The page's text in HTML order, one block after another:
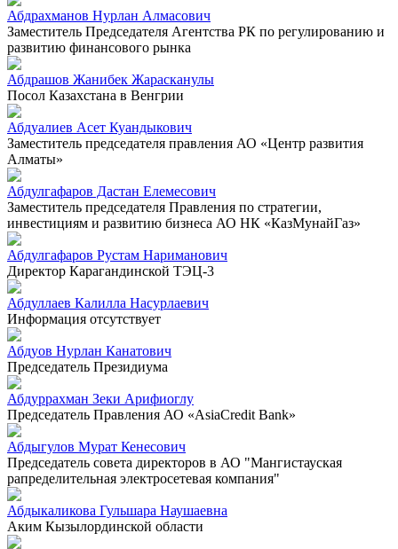
Абдрахманов Нурлан Алмасович
Заместитель Председателя Агентства РК по регулированию и
развитию финансового рынка
Абдрашов Жанибек Жарасканулы
Посол Казахстана в Венгрии
Абдуалиев Асет Куандыкович
Заместитель председателя правления АО «Центр развития
Алматы»
Абдулгафаров Дастан Елемесович
Заместитель председателя Правления по стратегии,
инвестициям и развитию бизнеса АО НК «КазМунайГаз»
Абдулгафаров Рустам Нариманович
Директор Карагандинской ТЭЦ-3
Абдуллаев Калилла Насурлаевич
Информация отсутствует
Абдуов Нурлан Канатович
Председатель Президиума
Абдуррахман Зеки Арифиоглу
Председатель Правления АО «AsiaCredit Bank»
Абдыгулов Мурат Кенесович
Председатель совета директоров в АО "Мангистауская
рапределительная электросетевая компания"
Абдыкаликова Гульшара Наушаевна
Аким Кызылординской области